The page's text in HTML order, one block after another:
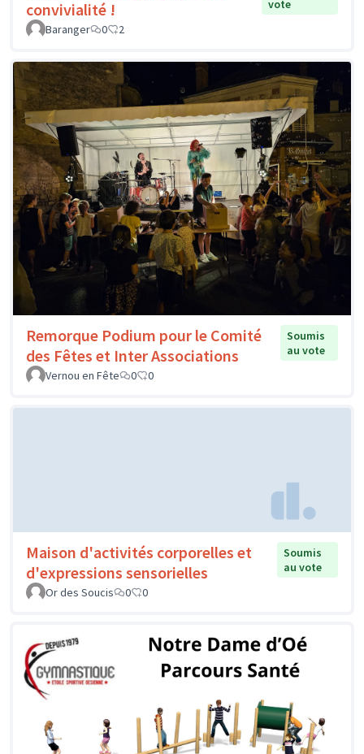
convivialité !
vote
Baranger
0 2
Remorque Podium pour le Comité
des Fêtes et Inter Associations
Soumis
au vote
Vernou en Fête
0 0
Maison d'activités corporelles et
d'expressions sensorielles
Soumis
au vote
Or des Soucis
0 0